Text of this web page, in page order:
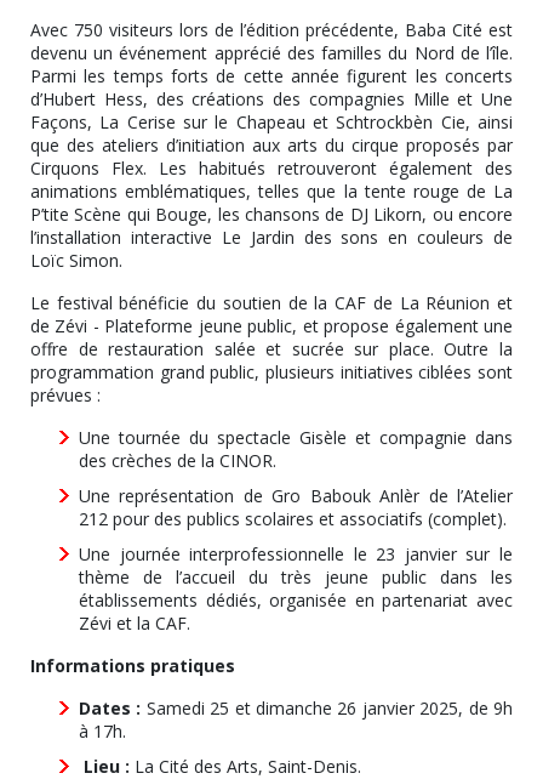
Avec 750 visiteurs lors de l’édition précédente, Baba Cité est
devenu un événement apprécié des familles du Nord de l’île.
Parmi les temps forts de cette année figurent les concerts
d’Hubert Hess, des créations des compagnies Mille et Une
Façons, La Cerise sur le Chapeau et Schtrockbèn Cie, ainsi
que des ateliers d’initiation aux arts du cirque proposés par
Cirquons Flex. Les habitués retrouveront également des
animations emblématiques, telles que la tente rouge de La
P’tite Scène qui Bouge, les chansons de DJ Likorn, ou encore
l’installation interactive Le Jardin des sons en couleurs de
Loïc Simon.
Le festival bénéficie du soutien de la CAF de La Réunion et
de Zévi - Plateforme jeune public, et propose également une
offre de restauration salée et sucrée sur place. Outre la
programmation grand public, plusieurs initiatives ciblées sont
prévues :
Une tournée du spectacle Gisèle et compagnie dans
des crèches de la CINOR.
Une représentation de Gro Babouk Anlèr de l’Atelier
212 pour des publics scolaires et associatifs (complet).
Une journée interprofessionnelle le 23 janvier sur le
thème de l’accueil du très jeune public dans les
établissements dédiés, organisée en partenariat avec
Zévi et la CAF.
Informations pratiques
Dates : Samedi 25 et dimanche 26 janvier 2025, de 9h
à 17h.
Lieu : La Cité des Arts, Saint-Denis.